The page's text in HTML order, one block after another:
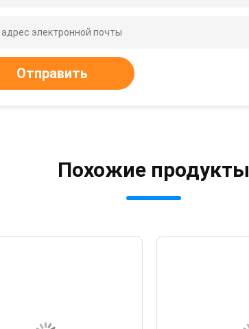
Отправить
Похожие продукты